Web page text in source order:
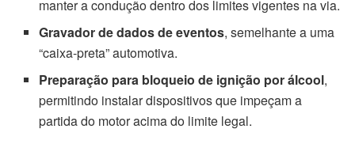
manter a condução dentro dos limites vigentes na via.
Gravador de dados de eventos, semelhante a uma
“caixa-preta” automotiva.
Preparação para bloqueio de ignição por álcool,
permitindo instalar dispositivos que impeçam a
partida do motor acima do limite legal.